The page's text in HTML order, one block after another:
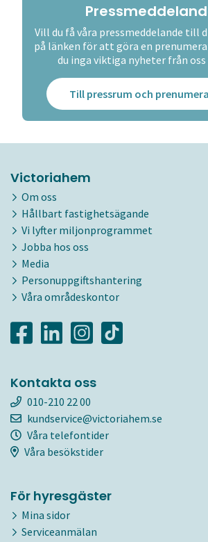
Vill du få våra pressmeddelande till
på länken för att göra en
du inga viktiga nyheter från
Till pressrum och
Victoriahem
Om oss
Hållbart fastighetsägande
Vi lyfter miljonprogrammet
Jobba hos oss
Media
Personuppgiftshantering
Våra områdeskontor
Kontakta oss
010-210 22 00
kundservice@victoriahem.se
Våra telefontider
Våra besökstider
För hyresgäster
Mina sidor
Serviceanmälan